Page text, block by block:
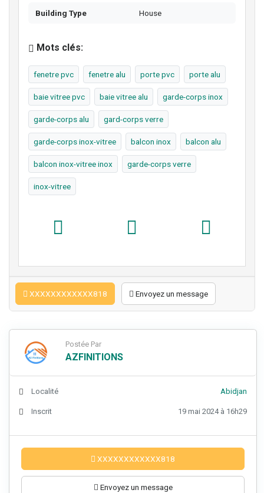
Building Type House
Mots clés:
fenetre pvc fenetre alu porte pvc porte alu
baie vitree pvc baie vitree alu garde-corps inox
garde-corps alu gard-corps verre
garde-corps inox-vitree balcon inox balcon alu
balcon inox-vitree inox garde-corps verre
inox-vitree
XXXXXXXXXXXX818 Envoyez un message
Postée Par
AZFINITIONS
Localité Abidjan
Inscrit 19 mai 2024 à 16h29
XXXXXXXXXXXX818
Envoyez un message